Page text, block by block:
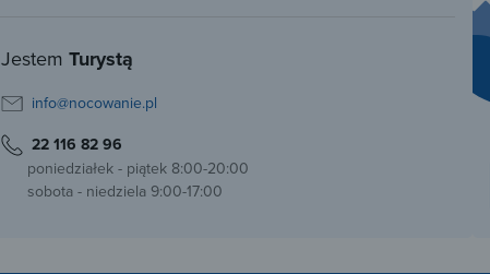
Jestem Turystą
info@nocowanie.pl
22 116 82 96
poniedziałek - piątek 8:00-20:00
sobota - niedziela 9:00-17:00